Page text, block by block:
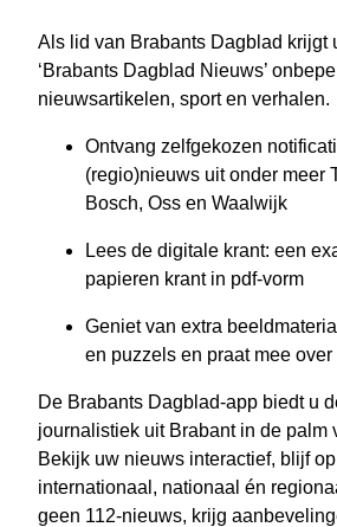
Als lid van Brabants Dagblad krijgt
‘Brabants Dagblad Nieuws’
nieuwsartikelen, sport en verhalen.
Ontvang zelfgekozen
(regio)nieuws uit onder meer
Bosch, Oss en Waalwijk
Lees de digitale krant: een
papieren krant in pdf-vorm
Geniet van extra
en puzzels en praat mee
De Brabants Dagblad-app biedt u
journalistiek uit Brabant in de palm
Bekijk uw nieuws interactief, blijf
internationaal, nationaal én
geen 112-nieuws, krijg